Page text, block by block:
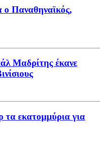
ο Παναθηναϊκός,
Μαδρίτης έκανε
εκατομμύρια για